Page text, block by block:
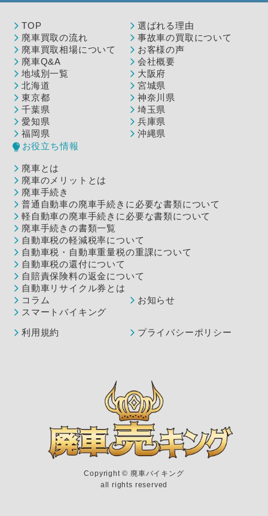
TOP
選ばれる理由
廃車買取の流れ
事故車の買取について
廃車買取相場について
お客様の声
廃車Q&A
会社概要
地域別一覧
大阪府
北海道
宮城県
東京都
神奈川県
千葉県
埼玉県
愛知県
兵庫県
福岡県
沖縄県
お役立ち情報
廃車とは
廃車のメリットとは
廃車手続き
普通自動車の廃車手続きに必要な書類について
軽自動車の廃車手続きに必要な書類について
廃車手続きの書類一覧
自動車税の軽減税率について
自動車税・自動車重量税の重課について
自動車税の還付について
自賠責保険料の返金について
自動車リサイクル券とは
コラム
お知らせ
スマートバイキング
利用規約 プライバシーポリシー
Copyright ©︎ 廃車バイキング
all rights reserved